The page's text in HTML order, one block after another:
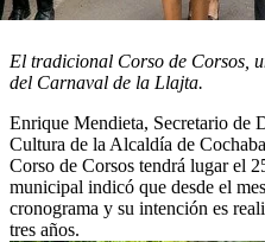
El tradicional Corso de Corsos,
del Carnaval de la Llajta.
Enrique Mendieta, Secretario de
Cultura de la Alcaldía de
Corso de Corsos tendrá lugar el
municipal indicó que desde el
cronograma y su intención es
tres años.